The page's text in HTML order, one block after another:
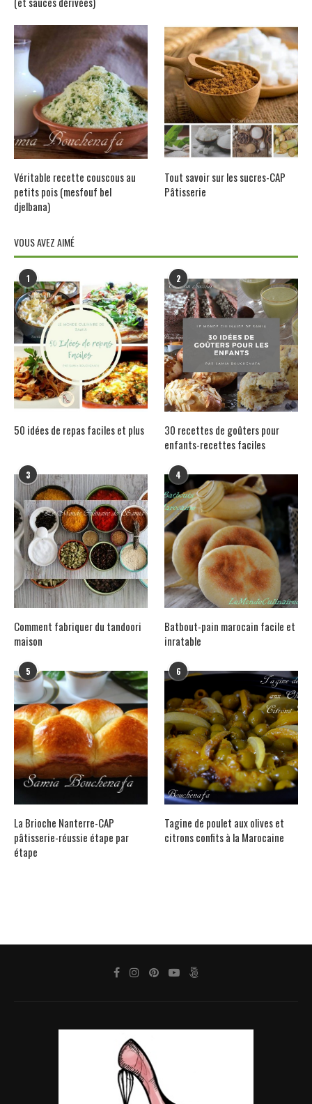
Véritable recette couscous au
petits pois (mesfouf bel
djelbana)
Tout savoir sur les sucres-CAP
Pâtisserie
VOUS AVEZ AIMÉ
1
50 idées de repas faciles et plus
2
30 recettes de goûters pour
enfants-recettes faciles
3
Comment fabriquer du tandoori
maison
4
Batbout-pain marocain facile et
inratable
5
La Brioche Nanterre-CAP
pâtisserie-réussie étape par
étape
6
Tagine de poulet aux olives et
citrons confits à la Marocaine